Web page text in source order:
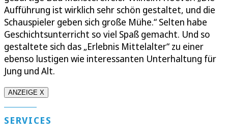
Aufführung ist wirklich sehr schön gestaltet, und die
Schauspieler geben sich große Mühe.“ Selten habe
Geschichtsunterricht so viel Spaß gemacht. Und so
gestaltete sich das „Erlebnis Mittelalter“ zu einer
ebenso lustigen wie interessanten Unterhaltung für
Jung und Alt.
ANZEIGE X
SERVICES